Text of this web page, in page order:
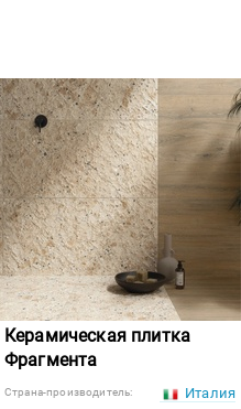
Керамическая плитка
Фрагмента
Страна-производитель: Италия